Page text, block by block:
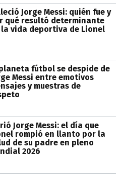
Jorge Messi: quién fue y
qué resultó determinante
la vida deportiva de Lionel
fútbol se despide de
Messi entre emotivos
y muestras de
Jorge Messi: el día que
rompió en llanto por la
de su padre en pleno
2026